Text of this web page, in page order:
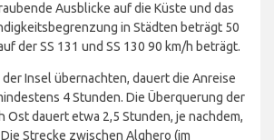
Ausblicke auf die Küste und das
in Städten beträgt 50
der SS 131 und SS 130 90 km/h beträgt.
der Insel übernachten, dauert die Anreise
4 Stunden. Die Überquerung der
Ost dauert etwa 2,5 Stunden, je nachdem,
Strecke zwischen Alghero (im